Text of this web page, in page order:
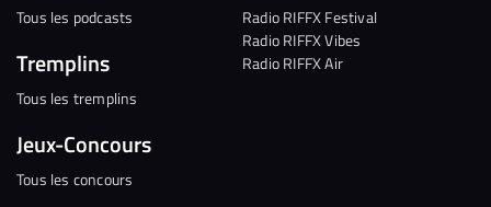
Tous les podcasts
Tremplins
Tous les tremplins
Jeux-Concours
Tous les concours
Radio RIFFX Festival
Radio RIFFX Vibes
Radio RIFFX Air